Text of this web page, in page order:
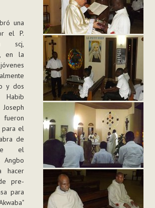
una
el P.
scj,
en la
y dos
para el
de
el
Angbo
hacer
pre-
para